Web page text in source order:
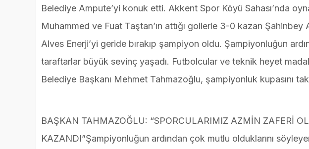
Belediye Ampute’yi konuk etti. Akkent Spor Köyü Sahası’nda
Muhammed ve Fuat Taştan’ın attığı gollerle 3-0 kazan
Alves Enerji’yi geride bırakıp şampiyon oldu. Şampiyonluğun
taraftarlar büyük sevinç yaşadı. Futbolcular ve teknik heyet
Belediye Başkanı Mehmet Tahmazoğlu, şampiyonluk kupasını
BAŞKAN TAHMAZOĞLU: “SPORCULARIMIZ AZMİN ZAFERİ
KAZANDI”Şampiyonluğun ardından çok mutlu olduklarını